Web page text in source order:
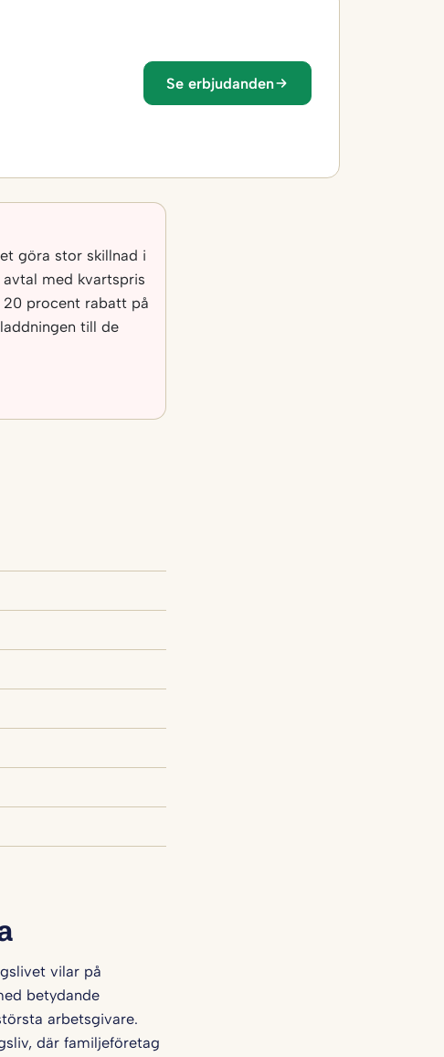
Se erbjudanden
göra stor skillnad i
med kvartspris
20 procent rabatt på
till de
vilar på
betydande
arbetsgivare.
där familjeföretag